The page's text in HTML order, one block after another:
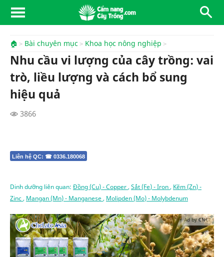
🏠 Bài chuyên mục Khoa học nông nghiệp
Nhu cầu vi lượng của cây trồng: vai
trò, liều lượng và cách bổ sung
hiệu quả
3866
Liên hệ QC: ☎ 0336.180068
Dinh dưỡng liên quan: Đồng (Cu) - Copper, Sắt (Fe) - Iron, Kẽm (Zn) -
Zinc, Mangan (Mn) - Manganese, Molipden (Mo) - Molybdenum
Ad by CNCT